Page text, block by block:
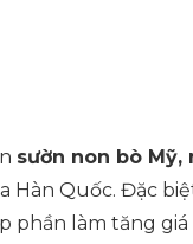
sườn non bò Mỹ,
Hàn Quốc. Đặc
phần làm tăng